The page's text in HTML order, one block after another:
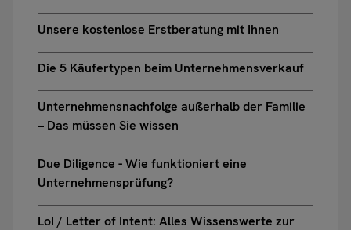
Unsere kostenlose Erstberatung mit Ihnen
Die 5 Käufertypen beim Unternehmensverkauf
Unternehmensnachfolge außerhalb der Familie
– Das müssen Sie wissen
Due Diligence - Wie funktioniert eine
Unternehmensprüfung?
LoI / Letter of Intent: Alles Wissenswerte zur